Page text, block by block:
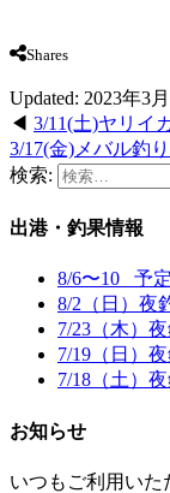
Shares
Updated: 2023年3
◀ 3/11(土)ヤリイ
3/17(金)メバル釣り
検索:
出港・釣果情報
8/6〜10 予定
8/2（日）夜
7/23（木）夜
7/19（日）夜
7/18（土）夜
お知らせ
いつもご利用い